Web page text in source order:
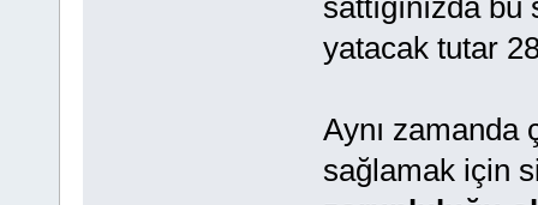
sattığınızda
yatacak tutar
Aynı zamanda
sağlamak için